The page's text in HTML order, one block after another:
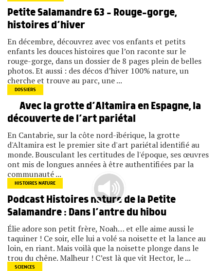
Petite Salamandre 63 – Rouge-gorge,
histoires d’hiver
En décembre, découvrez avec vos enfants et petits
enfants les douces histoires que l’on raconte sur le
rouge-gorge, dans un dossier de 8 pages plein de belles
photos. Et aussi : des décos d’hiver 100% nature, un
cherche et trouve au parc, une ...
DOSSIERS
Avec la grotte d’Altamira en Espagne, la
découverte de l’art pariétal
En Cantabrie, sur la côte nord-ibérique, la grotte
d'Altamira est le premier site d'art pariétal identifié au
monde. Bousculant les certitudes de l'époque, ses œuvres
ont mis de longues années à être authentifiées par la
communauté ...
HISTOIRES NATURE
Podcast Histoires nature de la Petite
Salamandre : Dans l’antre du hibou
Élie adore son petit frère, Noah… et elle aime aussi le
taquiner ! Ce soir, elle lui a volé sa noisette et la lance au
loin, en riant. Mais voilà que la noisette plonge dans le
trou du chêne. Malheur ! C’est là que vit Hector, le ...
SCIENCES